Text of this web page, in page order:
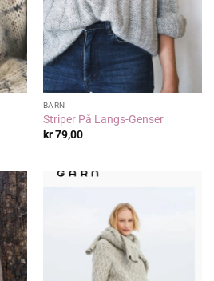
BARN
Striper På Langs-Genser
kr79,00